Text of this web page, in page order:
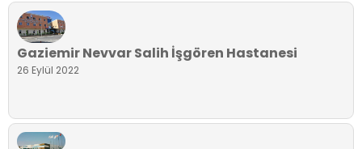
Gaziemir Nevvar Salih İşgören Hastanesi
26 Eylül 2022